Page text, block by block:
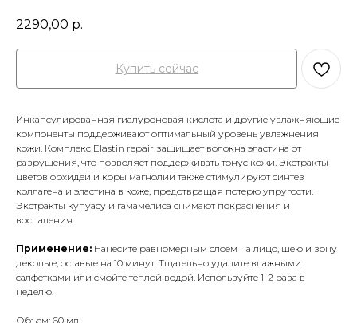
2290,00 р.
Купить сейчас
Инкапсулированная гиалуроновая кислота и другие увлажняющие
компоненты поддерживают оптимальный уровень увлажнения
кожи. Комплекс Elastin repair защищает волокна эластина от
разрушения, что позволяет поддерживать тонус кожи. Экстракты
цветов орхидеи и коры магнолии также стимулируют синтез
коллагена и эластина в коже, предотвращая потерю упругости.
Экстракты купуасу и гамамелиса снимают покраснения и
воспаления.
Применение: Нанесите равномерным слоем на лицо, шею и зону
декольте, оставьте на 10 минут. Тщательно удалите влажными
салфетками или смойте теплой водой. Используйте 1-2 раза в
неделю.
Объем: 60 мл.